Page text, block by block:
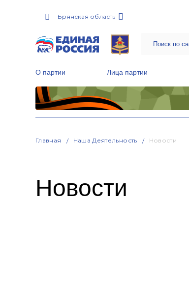
Брянская область
О партии Лица партии
Главная Наша Деятельность Новости
Новости